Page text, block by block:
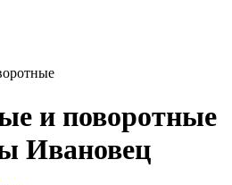
и поворотные
Ивановец